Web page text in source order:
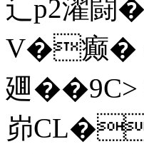
辶p2濯闘
V�癫�
廽�
峁